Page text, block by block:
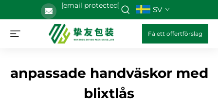
[email protected] SV
Få ett offertförslag
anpassade handväskor med
blixtlås